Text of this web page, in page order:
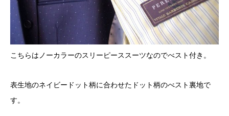
こちらはノーカラーのスリーピーススーツなのでべスト付き。
表生地のネイビードット柄に合わせたドット柄のべスト裏地で
す。